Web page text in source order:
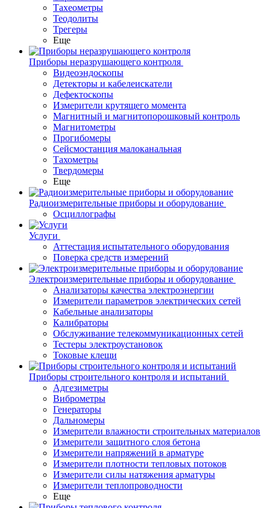
Тахеометры
Теодолиты
Трегеры
Еще
Приборы неразрушающего контроля
Видеоэндоскопы
Детекторы и кабелеискатели
Дефектоскопы
Измерители крутящего момента
Магнитный и магнитопорошковый контроль
Магнитометры
Прогибомеры
Сейсмостанция малоканальная
Тахометры
Твердомеры
Еще
Радиоизмерительные приборы и оборудование
Осциллографы
Услуги
Аттестация испытательного оборудования
Поверка средств измерений
Электроизмерительные приборы и оборудование
Анализаторы качества электроэнергии
Измерители параметров электрических сетей
Кабельные анализаторы
Калибраторы
Обслуживание телекоммуникационных сетей
Тестеры электроустановок
Токовые клещи
Приборы строительного контроля и испытаний
Адгезиметры
Виброметры
Генераторы
Дальномеры
Измерители влажности строительных материалов
Измерители защитного слоя бетона
Измерители напряжений в арматуре
Измерители плотности тепловых потоков
Измерители силы натяжения арматуры
Измерители теплопроводности
Еще